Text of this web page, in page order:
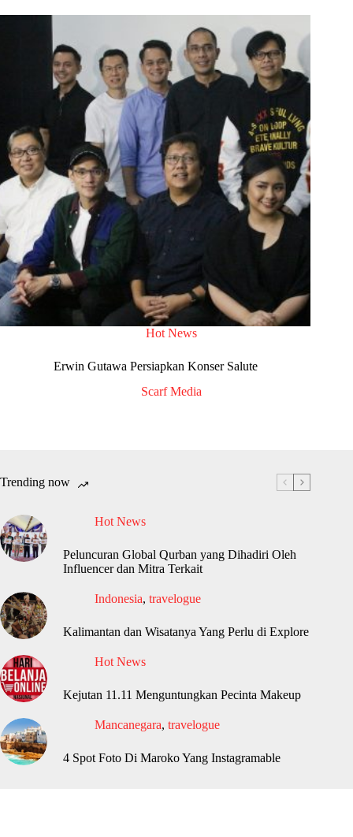
Hot News
Erwin Gutawa Persiapkan Konser Salute
Scarf Media
Trending now
Hot News
Peluncuran Global Qurban yang Dihadiri Oleh
Influencer dan Mitra Terkait
Indonesia, travelogue
Kalimantan dan Wisatanya Yang Perlu di Explore
Hot News
Kejutan 11.11 Menguntungkan Pecinta Makeup
Mancanegara, travelogue
4 Spot Foto Di Maroko Yang Instagramable